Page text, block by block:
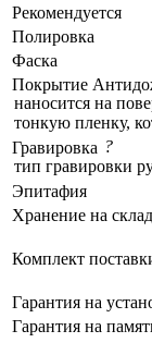
Рекомендуется
Полировка
Фаска
Покрытие
наносится на
тонкую пленку,
Гравировка ?
тип гравировки
Эпитафия
Хранение на
Комплект
Гарантия на
Гарантия на